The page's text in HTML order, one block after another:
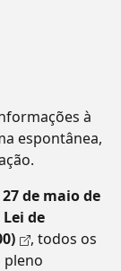
à
espontânea,
de maio de
Lei de
, todos os
pleno